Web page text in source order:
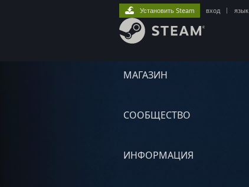
МАГАЗИН
СООБЩЕСТВО
ИНФОРМАЦИЯ
Установить Steam вход язык